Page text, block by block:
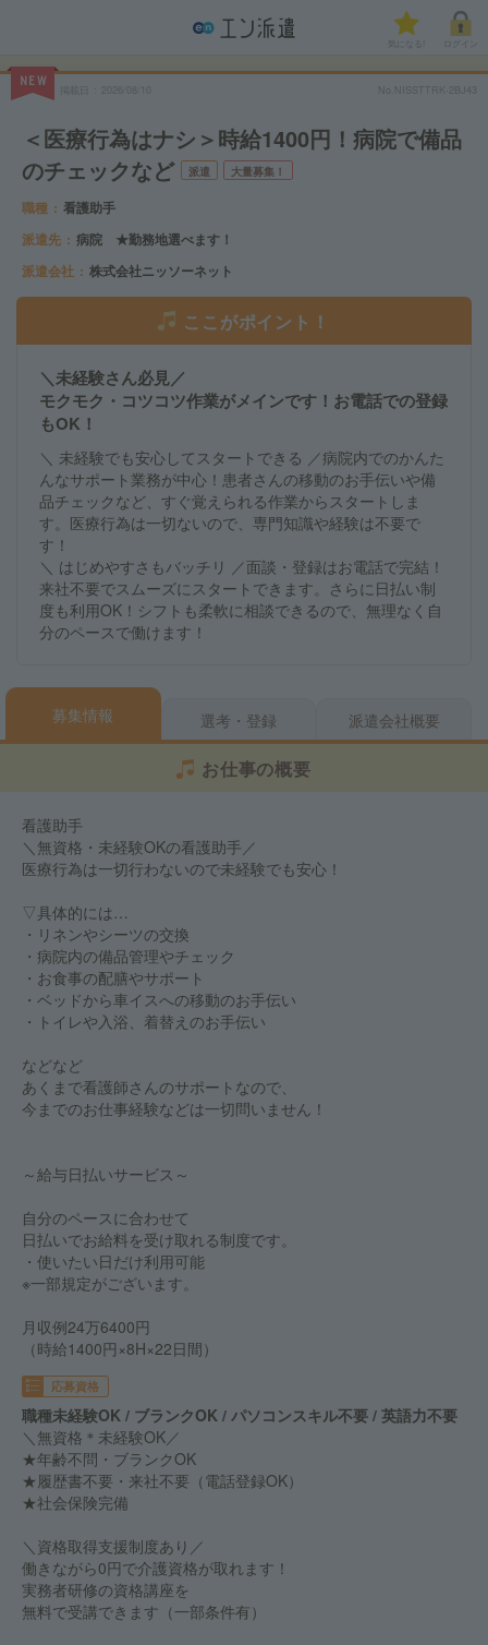
気になる!
NEW
2026/08/10 No.NISSTTRK-2BJ43
＜医療行為はナシ＞時給1400円！病院で備品
のチェックなど
派遣 大量募集！
職種
看護助手
派遣先
病院 ★勤務地選べます！
派遣会社
株式会社ニッソーネット
ここがポイント！
＼未経験さん必見／
モクモク・コツコツ作業がメインです！お電話での登録
もOK！
＼ 未経験でも安心してスタートできる ／病院内でのかんた
んなサポート業務が中心！患者さんの移動のお手伝いや備
品チェックなど、すぐ覚えられる作業からスタートしま
す。医療行為は一切ないので、専門知識や経験は不要で
す！
＼ はじめやすさもバッチリ ／面談・登録はお電話で完結！
来社不要でスムーズにスタートできます。さらに日払い制
度も利用OK！シフトも柔軟に相談できるので、無理なく自
分のペースで働けます！
募集情報 選考・登録 派遣会社概要
お仕事の概要
看護助手
＼無資格・未経験OKの看護助手／
医療行為は一切行わないので未経験でも安心！
▽具体的には…
・リネンやシーツの交換
・病院内の備品管理やチェック
・お食事の配膳やサポート
・ベッドから車イスへの移動のお手伝い
・トイレや入浴、着替えのお手伝い
などなど
あくまで看護師さんのサポートなので、
今までのお仕事経験などは一切問いません！
～給与日払いサービス～
自分のペースに合わせて
日払いでお給料を受け取れる制度です。
・使いたい日だけ利用可能
※一部規定がございます。
月収例24万6400円
（時給1400円×8H×22日間）
応募資格
職種未経験OK / ブランクOK / パソコンスキル不要 / 英語力不要
＼無資格＊未経験OK／
★年齢不問・ブランクOK
★履歴書不要・来社不要（電話登録OK）
★社会保険完備
＼資格取得支援制度あり／
働きながら0円で介護資格が取れます！
実務者研修の資格講座を
無料で受講できます（一部条件有）